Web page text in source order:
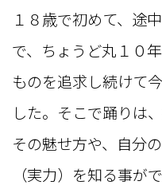
１８歳で初めて、途
で、ちょうど丸１０
ものを追求し続けて
した。そこで踊りは
その魅せ方や、自分
（実力）を知る事が